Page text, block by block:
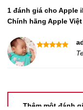
1 đánh giá cho Apple
Chính hãng Apple Việt
Thêm một đánh